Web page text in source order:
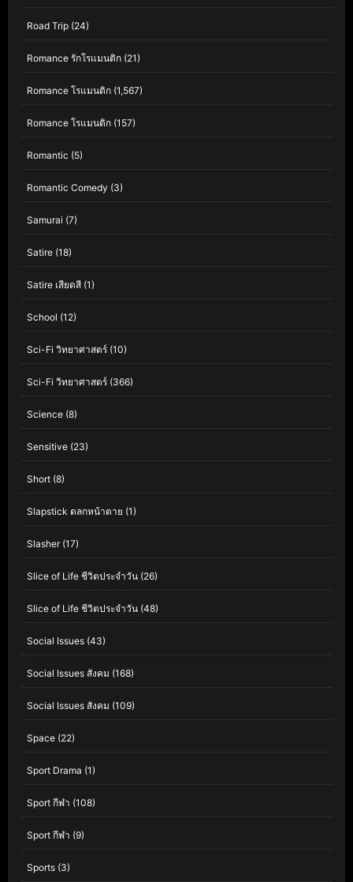
Road Trip (24)
Romance รักโรแมนติก (21)
Romance โรแมนติก (1,567)
Romance โรแมนติก (157)
Romantic (5)
Romantic Comedy (3)
Samurai (7)
Satire (18)
Satire เสียดสี (1)
School (12)
Sci-Fi วิทยาศาสตร์ (10)
Sci-Fi วิทยาศาสตร์ (366)
Science (8)
Sensitive (23)
Short (8)
Slapstick ตลกหน้าตาย (1)
Slasher(17)
Slice of Life ชีวิตประจำวัน (26)
Slice of Life ชีวิตประจำวัน (48)
Social Issues (43)
Social Issues สังคม (168)
Social Issues สังคม (109)
Space (22)
Sport Drama (1)
Sport กีฬา (108)
Sport กีฬา (9)
Sports (3)